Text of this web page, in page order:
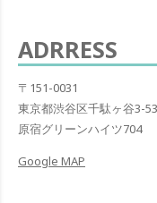
シ
ョ
ン
ADRRESS
〒151-0031
東京都渋谷区千駄ヶ谷3-
原宿グリーンハイツ704
Google MAP